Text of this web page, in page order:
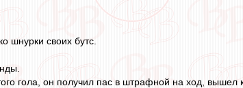
шнурки своих бутс.
гола, он получил пас в штрафной на ход, вышел